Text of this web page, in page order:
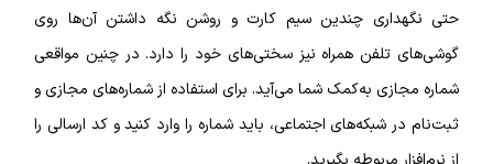
حتی نگهداری چندین سیم کارت و روشن نگه داشتن آن‌ها روی
گوشی‌‌های تلفن همراه نیز سختی‌های خود را دارد. در چنین مواقعی
شماره مجازی به‌کمک شما می‌آید. برای استفاده از شماره‌‌های مجازی و
ثبت‌نام در شبکه‌‌های اجتماعی، باید شماره را وارد کنید و کد ارسالی را